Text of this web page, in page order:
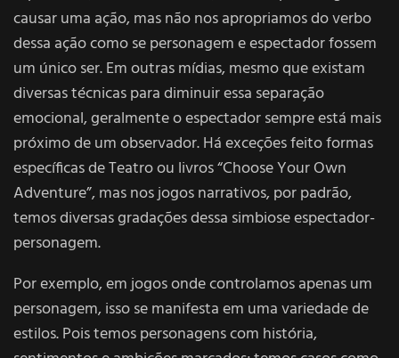
causar uma ação, mas não nos apropriamos do verbo
dessa ação como se personagem e espectador fossem
um único ser. Em outras mídias, mesmo que existam
diversas técnicas para diminuir essa separação
emocional, geralmente o espectador sempre está mais
próximo de um observador. Há exceções feito formas
específicas de Teatro ou livros “Choose Your Own
Adventure”, mas nos jogos narrativos, por padrão,
temos diversas gradações dessa simbiose espectador-
personagem.
Por exemplo, em jogos onde controlamos apenas um
personagem, isso se manifesta em uma variedade de
estilos. Pois temos personagens com história,